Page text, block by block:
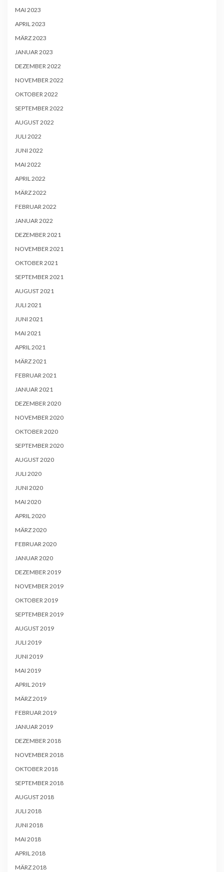
MAI 2023
APRIL 2023
MÄRZ 2023
JANUAR 2023
DEZEMBER 2022
NOVEMBER 2022
OKTOBER 2022
SEPTEMBER 2022
AUGUST 2022
JULI 2022
JUNI 2022
MAI 2022
APRIL 2022
MÄRZ 2022
FEBRUAR 2022
JANUAR 2022
DEZEMBER 2021
NOVEMBER 2021
OKTOBER 2021
SEPTEMBER 2021
AUGUST 2021
JULI 2021
JUNI 2021
MAI 2021
APRIL 2021
MÄRZ 2021
FEBRUAR 2021
JANUAR 2021
DEZEMBER 2020
NOVEMBER 2020
OKTOBER 2020
SEPTEMBER 2020
AUGUST 2020
JULI 2020
JUNI 2020
MAI 2020
APRIL 2020
MÄRZ 2020
FEBRUAR 2020
JANUAR 2020
DEZEMBER 2019
NOVEMBER 2019
OKTOBER 2019
SEPTEMBER 2019
AUGUST 2019
JULI 2019
JUNI 2019
MAI 2019
APRIL 2019
MÄRZ 2019
FEBRUAR 2019
JANUAR 2019
DEZEMBER 2018
NOVEMBER 2018
OKTOBER 2018
SEPTEMBER 2018
AUGUST 2018
JULI 2018
JUNI 2018
MAI 2018
APRIL 2018
MÄRZ 2018